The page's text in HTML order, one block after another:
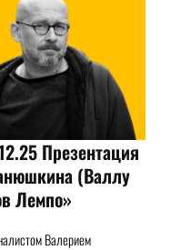
Презентация
(Валлу
Лемпо»
Валерием